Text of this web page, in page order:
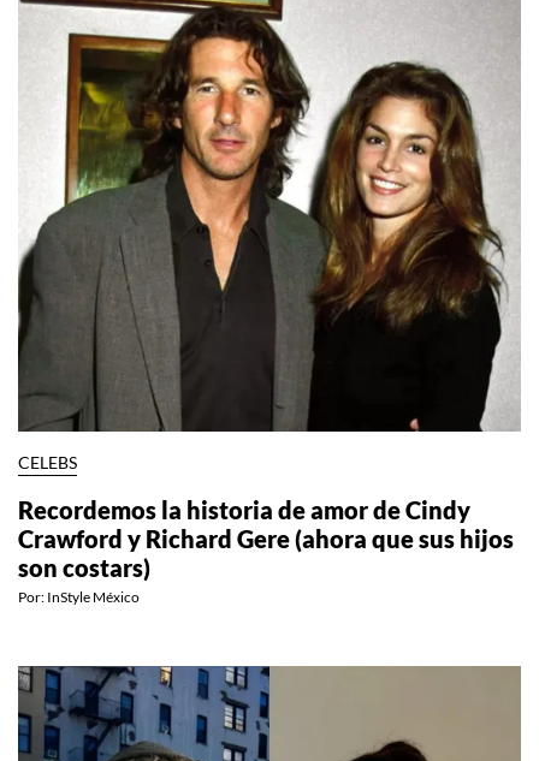
CELEBS
Recordemos la historia de amor de Cindy
Crawford y Richard Gere (ahora que sus hijos
son costars)
Por: InStyle México